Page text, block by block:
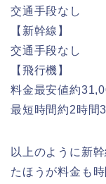
交通手段なし
【新幹線】
交通手段なし
【飛行機】
料金最安値約
最短時間約2時間
以上のように新
たほうが料金も